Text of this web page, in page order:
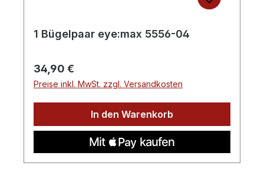
1 Bügelpaar eye:max 5556-04
Regulärer Preis:
34,90 €
Preise inkl. MwSt. zzgl. Versandkosten
In den Warenkorb